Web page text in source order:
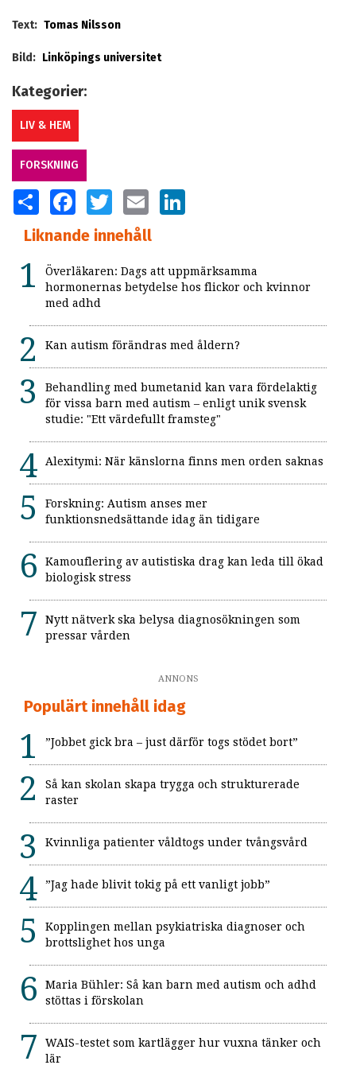
Text: Tomas Nilsson
Bild: Linköpings universitet
Kategorier:
LIV & HEM
FORSKNING
SHARE FACEBOOKTWITTER EMAIL
Liknande innehåll
Överläkaren: Dags att uppmärksamma
hormonernas betydelse hos flickor och kvinnor
med adhd
Kan autism förändras med åldern?
Behandling med bumetanid kan vara fördelaktig
för vissa barn med autism – enligt unik svensk
studie: "Ett värdefullt framsteg"
Alexitymi: När känslorna finns men orden saknas
Forskning: Autism anses mer
funktionsnedsättande idag än tidigare
Kamouflering av autistiska drag kan leda till ökad
biologisk stress
Nytt nätverk ska belysa diagnosökningen som
pressar vården
ANNONS
Populärt innehåll idag
”Jobbet gick bra – just därför togs stödet bort”
Så kan skolan skapa trygga och strukturerade
raster
Kvinnliga patienter våldtogs under tvångsvård
”Jag hade blivit tokig på ett vanligt jobb”
Kopplingen mellan psykiatriska diagnoser och
brottslighet hos unga
Maria Bühler: Så kan barn med autism och adhd
stöttas i förskolan
WAIS-testet som kartlägger hur vuxna tänker och
lär